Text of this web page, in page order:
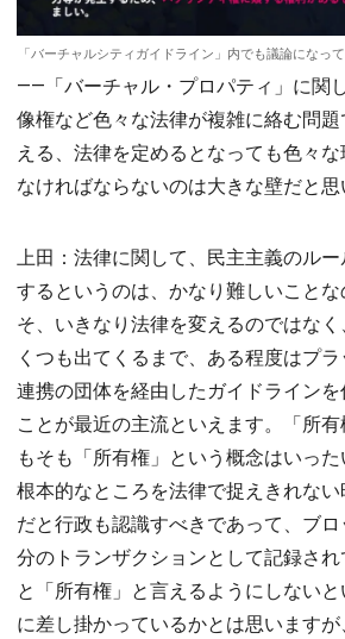
「バーチャルシティガイドライン」内でも議論になっ
――「バーチャル・プロパティ」に関
像権など色々な法律が複雑に絡む問
える、法律を定めるとなっても色々
なければならないのは大きな壁だと思
上田：法律に関して、民主主義のル
するというのは、かなり難しいこと
そ、いきなり法律を変えるのではな
くつも出てくるまで、ある程度はプ
連携の団体を経由したガイドラインを
ことが最近の主流といえます。「所
もそも「所有権」という概念はいっ
根本的なところを法律で捉えきれな
だと行政も認識すべきであって、ブ
分のトランザクションとして記録さ
と「所有権」と言えるようにしない
に差し掛かっているかとは思います